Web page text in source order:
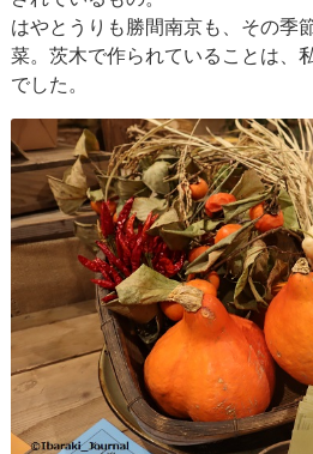
はやとうりも勝間南京も、その季
菜。茨木で作られていることは、
でした。